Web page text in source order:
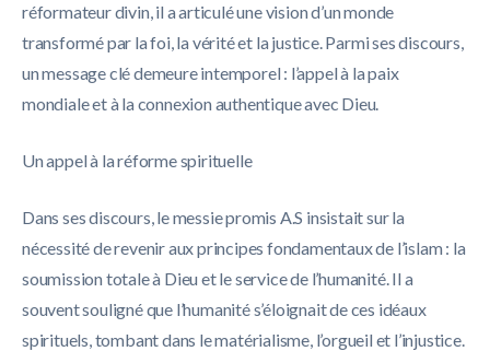
réformateur divin, il a articulé une vision d’un monde
transformé par la foi, la vérité et la justice. Parmi ses discours,
un message clé demeure intemporel : l’appel à la paix
mondiale et à la connexion authentique avec Dieu.
Un appel à la réforme spirituelle
Dans ses discours, le messie promis A.S insistait sur la
nécessité de revenir aux principes fondamentaux de l’islam : la
soumission totale à Dieu et le service de l’humanité. Il a
souvent souligné que l’humanité s’éloignait de ces idéaux
spirituels, tombant dans le matérialisme, l’orgueil et l’injustice.